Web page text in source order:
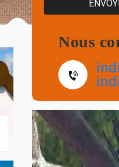
Nous